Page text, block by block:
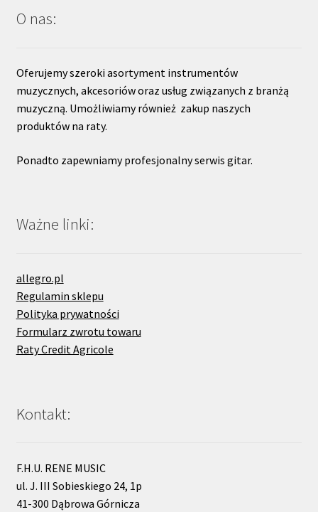
O nas:
Oferujemy szeroki asortyment instrumentów
muzycznych, akcesoriów oraz usług związanych z branżą
muzyczną. Umożliwiamy również zakup naszych
produktów na raty.
Ponadto zapewniamy profesjonalny serwis gitar.
Ważne linki:
allegro.pl
Regulamin sklepu
Polityka prywatności
Formularz zwrotu towaru
Raty Credit Agricole
Kontakt:
F.H.U. RENE MUSIC
ul. J. III Sobieskiego 24, 1p
41-300 Dąbrowa Górnicza